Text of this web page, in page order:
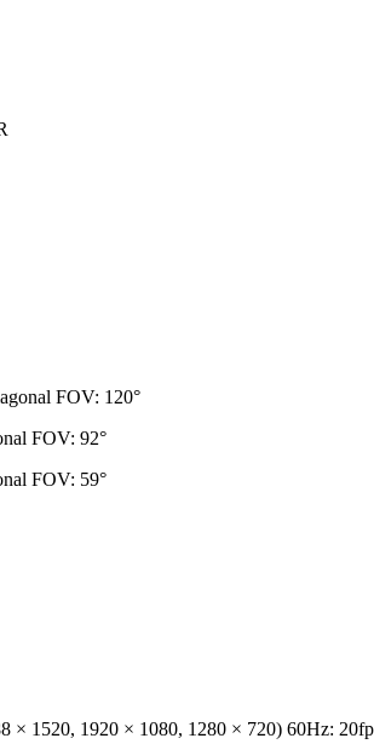
FOV: 120°
FOV: 92°
FOV: 59°
× 1520, 1920 × 1080, 1280 × 720) 60Hz: